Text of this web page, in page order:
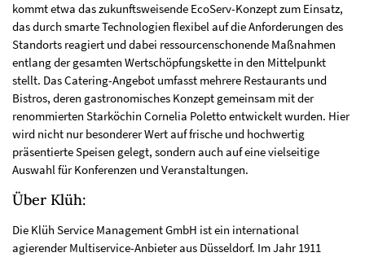
kommt etwa das zukunftsweisende EcoServ-Konzept zum Einsatz,
das durch smarte Technologien flexibel auf die Anforderungen des
Standorts reagiert und dabei ressourcenschonende Maßnahmen
entlang der gesamten Wertschöpfungskette in den Mittelpunkt
stellt. Das Catering-Angebot umfasst mehrere Restaurants und
Bistros, deren gastronomisches Konzept gemeinsam mit der
renommierten Starköchin Cornelia Poletto entwickelt wurden. Hier
wird nicht nur besonderer Wert auf frische und hochwertig
präsentierte Speisen gelegt, sondern auch auf eine vielseitige
Auswahl für Konferenzen und Veranstaltungen.
Über Klüh:
Die Klüh Service Management GmbH ist ein international
agierender Multiservice-Anbieter aus Düsseldorf. Im Jahr 1911